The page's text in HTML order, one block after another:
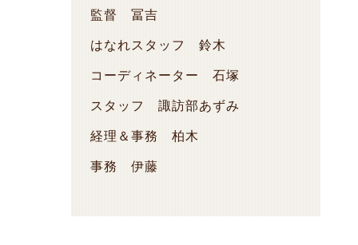
監督 冨吉
はなれスタッフ 鈴木
コーディネーター 石塚
スタッフ 諏訪部あずみ
経理＆事務 柏木
事務 伊藤